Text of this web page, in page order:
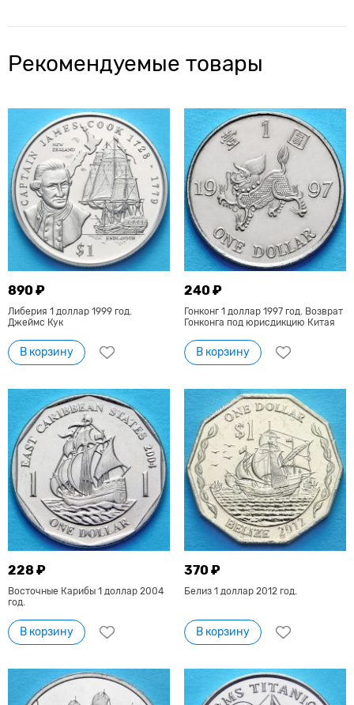
Рекомендуемые товары
890 ₽
Либерия 1 доллар 1999 год.
Джеймс Кук
В корзину
240 ₽
Гонконг 1 доллар 1997 год. Возврат
Гонконга под юрисдикцию Китая
В корзину
228 ₽
Восточные Карибы 1 доллар 2004
год.
В корзину
370 ₽
Белиз 1 доллар 2012 год.
В корзину